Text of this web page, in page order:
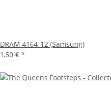
DRAM 4164-12 (Samsung)
1,50 € *